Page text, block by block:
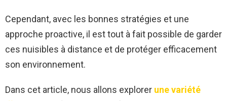
Cependant, avec les bonnes stratégies et une
approche proactive, il est tout à fait possible de garder
ces nuisibles à distance et de protéger efficacement
son environnement.
Dans cet article, nous allons explorer une variété